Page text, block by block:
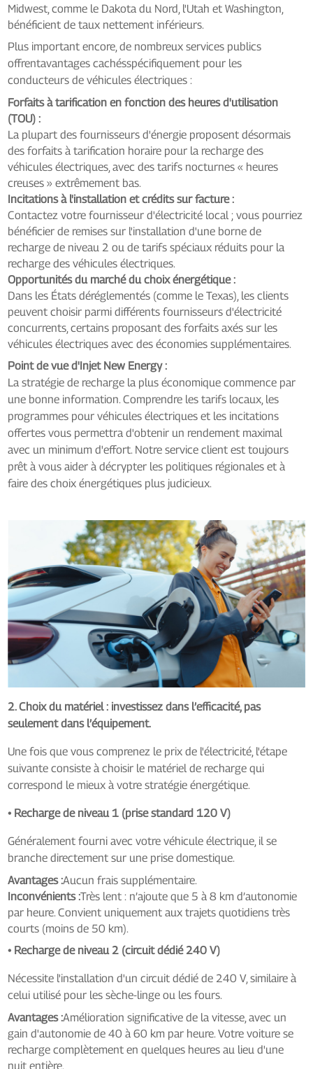
Midwest, comme le Dakota du Nord, l'Utah et Washington,
bénéficient de taux nettement inférieurs.
Plus important encore, de nombreux services publics
offrentavantages cachésspécifiquement pour les
conducteurs de véhicules électriques :
Forfaits à tarification en fonction des heures d'utilisation
(TOU) :
La plupart des fournisseurs d'énergie proposent désormais
des forfaits à tarification horaire pour la recharge des
véhicules électriques, avec des tarifs nocturnes « heures
creuses » extrêmement bas.
Incitations à l'installation et crédits sur facture :
Contactez votre fournisseur d'électricité local ; vous pourriez
bénéficier de remises sur l'installation d'une borne de
recharge de niveau 2 ou de tarifs spéciaux réduits pour la
recharge des véhicules électriques.
Opportunités du marché du choix énergétique :
Dans les États déréglementés (comme le Texas), les clients
peuvent choisir parmi différents fournisseurs d'électricité
concurrents, certains proposant des forfaits axés sur les
véhicules électriques avec des économies supplémentaires.
Point de vue d'Injet New Energy :
La stratégie de recharge la plus économique commence par
une bonne information. Comprendre les tarifs locaux, les
programmes pour véhicules électriques et les incitations
offertes vous permettra d'obtenir un rendement maximal
avec un minimum d'effort. Notre service client est toujours
prêt à vous aider à décrypter les politiques régionales et à
faire des choix énergétiques plus judicieux.
2. Choix du matériel : investissez dans l’efficacité, pas
seulement dans l’équipement.
Une fois que vous comprenez le prix de l'électricité, l'étape
suivante consiste à choisir le matériel de recharge qui
correspond le mieux à votre stratégie énergétique.
• Recharge de niveau 1 (prise standard 120 V)
Généralement fourni avec votre véhicule électrique, il se
branche directement sur une prise domestique.
Avantages :Aucun frais supplémentaire.
Inconvénients :Très lent : n’ajoute que 5 à 8 km d’autonomie
par heure. Convient uniquement aux trajets quotidiens très
courts (moins de 50 km).
• Recharge de niveau 2 (circuit dédié 240 V)
Nécessite l'installation d'un circuit dédié de 240 V, similaire à
celui utilisé pour les sèche-linge ou les fours.
Avantages :Amélioration significative de la vitesse, avec un
gain d'autonomie de 40 à 60 km par heure. Votre voiture se
recharge complètement en quelques heures au lieu d'une
nuit entière.